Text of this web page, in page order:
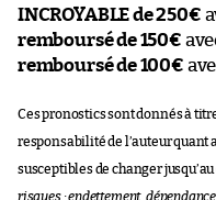
INCROYABLE de 250€
remboursé de 150€
remboursé de 100€
Ces pronostics sont donnés à
responsabilité de l’auteur quant
susceptibles de changer jusqu’au
risques : endettement,